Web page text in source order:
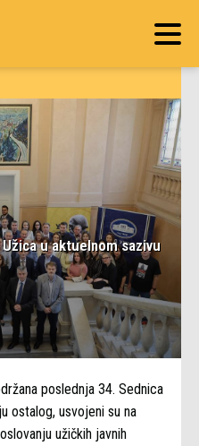
u aktuelnom sazivu
poslednja 34. Sednica
ostalog, usvojeni su na
užičkih javnih